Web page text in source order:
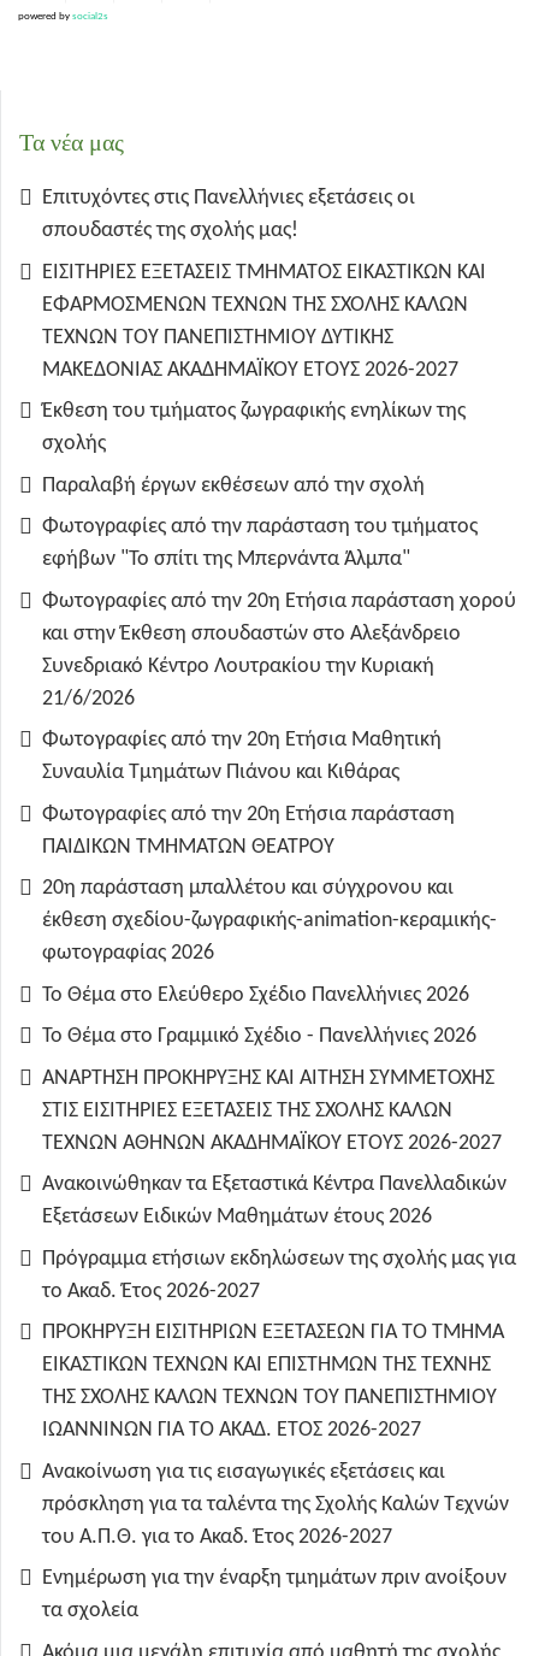
powered by social2s
Τα νέα μας
Επιτυχόντες στις Πανελλήνιες εξετάσεις οι
σπουδαστές της σχολής μας!
ΕΙΣΙΤΗΡΙΕΣ ΕΞΕΤΑΣΕΙΣ ΤΜΗΜΑΤΟΣ ΕΙΚΑΣΤΙΚΩΝ ΚΑΙ
ΕΦΑΡΜΟΣΜΕΝΩΝ ΤΕΧΝΩΝ ΤΗΣ ΣΧΟΛΗΣ ΚΑΛΩΝ
ΤΕΧΝΩΝ ΤΟΥ ΠΑΝΕΠΙΣΤΗΜΙΟΥ ΔΥΤΙΚΗΣ
ΜΑΚΕΔΟΝΙΑΣ ΑΚΑΔΗΜΑΪΚΟΥ ΕΤΟΥΣ 2026-2027
Έκθεση του τμήματος ζωγραφικής ενηλίκων της
σχολής
Παραλαβή έργων εκθέσεων από την σχολή
Φωτογραφίες από την παράσταση του τμήματος
εφήβων "Το σπίτι της Μπερνάντα Άλμπα"
Φωτογραφίες από την 20η Ετήσια παράσταση χορού
και στην Έκθεση σπουδαστών στο Αλεξάνδρειο
Συνεδριακό Κέντρο Λουτρακίου την Κυριακή
21/6/2026
Φωτογραφίες από την 20η Ετήσια Μαθητική
Συναυλία Τμημάτων Πιάνου και Κιθάρας
Φωτογραφίες από την 20η Ετήσια παράσταση
ΠΑΙΔΙΚΩΝ ΤΜΗΜΑΤΩΝ ΘΕΑΤΡΟΥ
20η παράσταση μπαλλέτου και σύγχρονου και
έκθεση σχεδίου-ζωγραφικής-animation-κεραμικής-
φωτογραφίας 2026
Το Θέμα στο Ελεύθερο Σχέδιο Πανελλήνιες 2026
Το Θέμα στο Γραμμικό Σχέδιο - Πανελλήνιες 2026
ΑΝΑΡΤΗΣΗ ΠΡΟΚΗΡΥΞΗΣ ΚΑΙ ΑΙΤΗΣΗ ΣΥΜΜΕΤΟΧΗΣ
ΣΤΙΣ ΕΙΣΙΤΗΡΙΕΣ ΕΞΕΤΑΣΕΙΣ ΤΗΣ ΣΧΟΛΗΣ ΚΑΛΩΝ
ΤΕΧΝΩΝ ΑΘΗΝΩΝ ΑΚΑΔΗΜΑΪΚΟΥ ΕΤΟΥΣ 2026-2027
Ανακοινώθηκαν τα Εξεταστικά Κέντρα Πανελλαδικών
Εξετάσεων Ειδικών Μαθημάτων έτους 2026
Πρόγραμμα ετήσιων εκδηλώσεων της σχολής μας για
το Ακαδ. Έτος 2026-2027
ΠΡΟΚΗΡΥΞΗ ΕΙΣΙΤΗΡΙΩΝ ΕΞΕΤΑΣΕΩΝ ΓΙΑ ΤO TMHMA
ΕΙΚΑΣΤΙΚΩΝ ΤΕΧΝΩΝ ΚΑΙ ΕΠΙΣΤΗΜΩΝ ΤΗΣ ΤΕΧΝΗΣ
ΤΗΣ ΣΧΟΛΗΣ ΚΑΛΩΝ ΤΕΧΝΩΝ ΤΟΥ ΠΑΝΕΠΙΣΤΗΜΙΟΥ
ΙΩΑΝΝΙΝΩΝ ΓΙΑ ΤΟ ΑΚΑΔ. ΕΤΟΣ 2026-2027
Ανακοίνωση για τις εισαγωγικές εξετάσεις και
πρόσκληση για τα ταλέντα της Σχολής Καλών Τεχνών
του Α.Π.Θ. για το Ακαδ. Έτος 2026-2027
Ενημέρωση για την έναρξη τμημάτων πριν ανοίξουν
τα σχολεία